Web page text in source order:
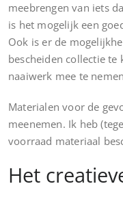
meebrengen van iets
is het mogelijk een
Ook is er de
bescheiden collectie te
naaiwerk mee te
Materialen voor de
meenemen. Ik heb
voorraad materiaal
Het